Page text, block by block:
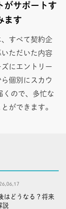
がサポートす
ます
すべて契約企
ただいた内容
にエントリー
個別にスカウ
くので、多忙な
ができます。
はどうなる？将来
説